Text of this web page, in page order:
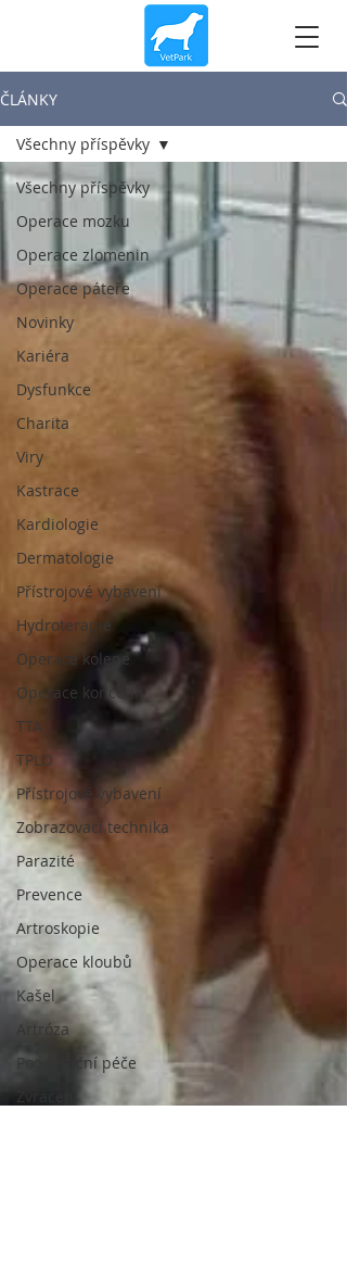
ČLÁNKY
Všechny příspěvky
Operace mozku
Operace zlomenin
Operace páteře
Novinky
Kariéra
Dysfunkce
Charita
Viry
Kastrace
Kardiologie
Dermatologie
Přístrojové vybavení
Hydroterapie
Operace kolene
Operace končetin
TTA
TPLO
Přístrojové vybavení
Zobrazovací technika
Parazité
Prevence
Artroskopie
Operace kloubů
Kašel
Artróza
Pooperační péče
Všechny příspěvky